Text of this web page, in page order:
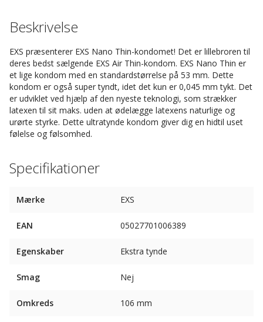
Beskrivelse
EXS præsenterer EXS Nano Thin-kondomet! Det er lillebroren til
deres bedst sælgende EXS Air Thin-kondom. EXS Nano Thin er
et lige kondom med en standardstørrelse på 53 mm. Dette
kondom er også super tyndt, idet det kun er 0,045 mm tykt. Det
er udviklet ved hjælp af den nyeste teknologi, som strækker
latexen til sit maks. uden at ødelægge latexens naturlige og
urørte styrke. Dette ultratynde kondom giver dig en hidtil uset
følelse og følsomhed.
Specifikationer
Mærke EXS
EAN 05027701006389
Egenskaber Ekstra tynde
Smag Nej
Omkreds 106 mm